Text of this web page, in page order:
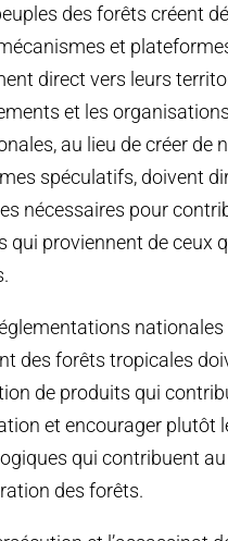
des forêts créent
et
direct vers leurs
et les organisations
au lieu de créer de
spéculatifs, doivent
nécessaires pour
qui proviennent de ceux
nationales
des forêts tropicales
de produits qui
et encourager plutôt
qui contribuent
des forêts.